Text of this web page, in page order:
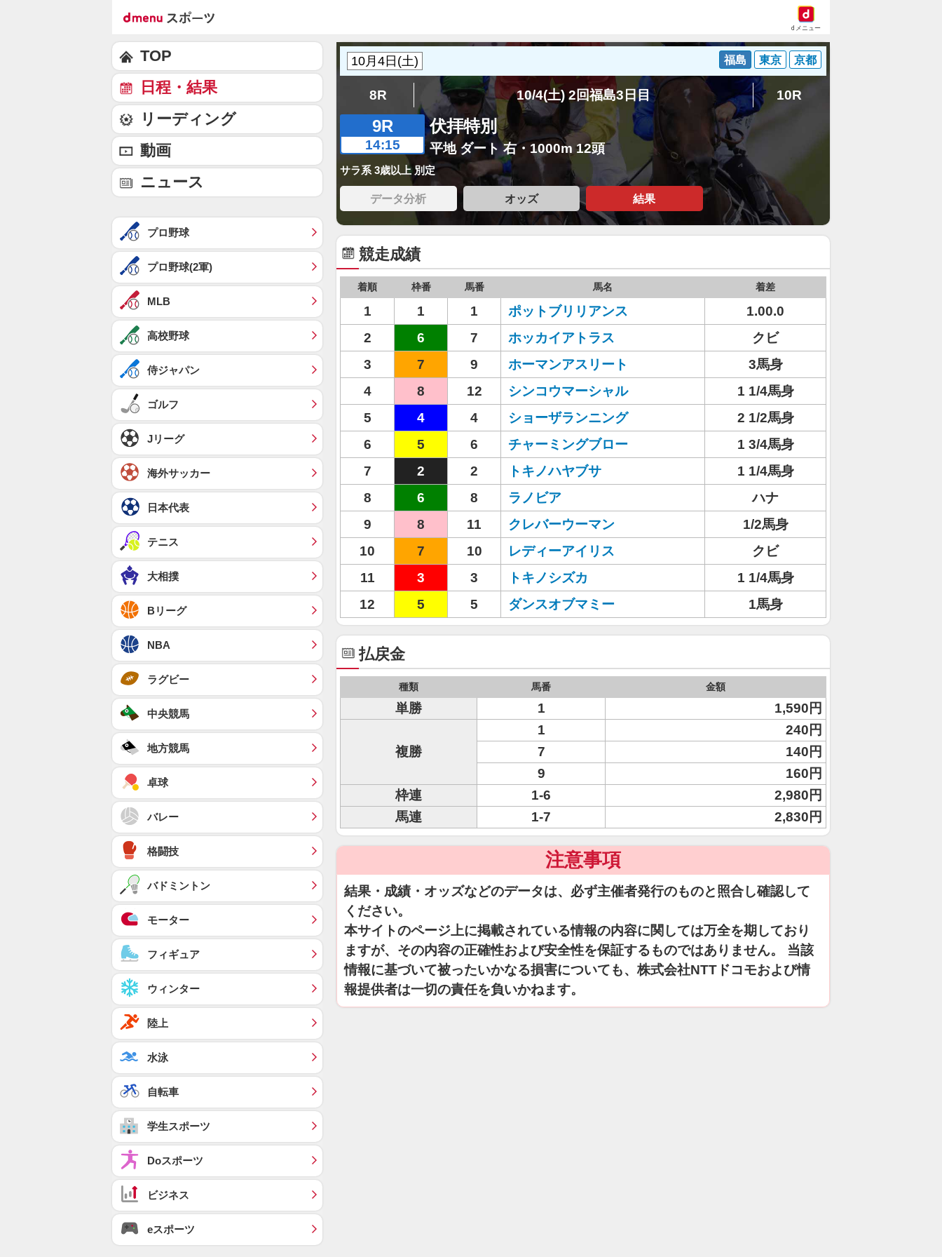
dメニュー
福島 東京 京都
8R 10/4(土) 2回福島3日目 10R
9R
14:15
伏拝特別
平地 ダート 右・1000m 12頭
サラ系 3歳以上 別定
データ分析 オッズ 結果
競走成績
着順 枠番 馬番 馬名 着差
1 1 1 ポットブリリアンス
1.00.0
2
6 7 ホッカイアトラス
クビ
3
7 9 ホーマンアスリート
3馬身
4
8 12 シンコウマーシャル
1 1/4馬身
5
4 4 ショーザランニング
2 1/2馬身
6
5 6 チャーミングブロー
1 3/4馬身
7
2 2 トキノハヤブサ
1 1/4馬身
8
6 8 ラノビア
ハナ
9
8 11 クレバーウーマン
1/2馬身
10
7 10 レディーアイリス
クビ
11
3 3 トキノシズカ
1 1/4馬身
12
5 5 ダンスオブマミー 1馬身
払戻金
種類 馬番 金額
単勝 1 1,590円
複勝
1
240円
7
140円
9
160円
枠連
1-6
2,980円
馬連
1-7 2,830円
注意事項
結果・成績・オッズなどのデータは、必ず主催者発行のものと照合し確認して
ください。
本サイトのページ上に掲載されている情報の内容に関しては万全を期しており
ますが、その内容の正確性および安全性を保証するものではありません。 当該
情報に基づいて被ったいかなる損害についても、株式会社NTTドコモおよび情
報提供者は一切の責任を負いかねます。
TOP
日程・結果
リーディング
動画
ニュース
プロ野球
プロ野球(2軍)
MLB
高校野球
侍ジャパン
ゴルフ
Jリーグ
海外サッカー
日本代表
テニス
大相撲
Bリーグ
NBA
ラグビー
中央競馬
地方競馬
卓球
バレー
格闘技
バドミントン
モーター
フィギュア
ウィンター
陸上
水泳
自転車
学生スポーツ
Doスポーツ
ビジネス
eスポーツ